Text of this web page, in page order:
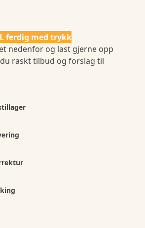
ferdig med trykk
nedenfor og last gjerne opp
raskt tilbud og forslag til